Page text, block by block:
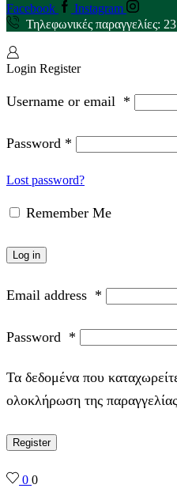
Facebook
Instagram
Τηλεφωνικές παραγγελίες:
Login Register
Username or email *
Password *
Lost password?
Remember Me
Log in
Email address *
Password *
Τα δεδομένα που
ολοκλήρωση της
Register
0 0